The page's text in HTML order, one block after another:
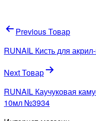
Навигация
по
записям
Previous Товар
RUNAIL Кисть для
Next Товар
RUNAIL Каучуковая
10мл №3934